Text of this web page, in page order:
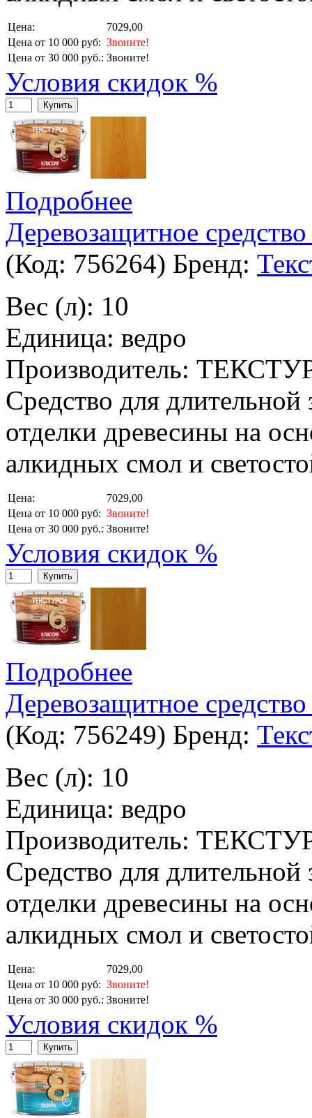
Цена:
7029,00
Цена от 10 000 руб: Звоните!
Цена от 30 000 руб.: Звоните!
Условия скидок %
Купить
Подробнее
Деревозащитное
(Код: 756264) Бренд:
Вес (л): 10
Единица: ведро
Производитель:
Средство для
отделки древесины на
алкидных смол и
Цена:
7029,00
Цена от 10 000 руб: Звоните!
Цена от 30 000 руб.: Звоните!
Условия скидок %
Купить
Подробнее
Деревозащитное
(Код: 756249) Бренд:
Вес (л): 10
Единица: ведро
Производитель:
Средство для
отделки древесины на
алкидных смол и
Цена:
7029,00
Цена от 10 000 руб: Звоните!
Цена от 30 000 руб.: Звоните!
Условия скидок %
Купить